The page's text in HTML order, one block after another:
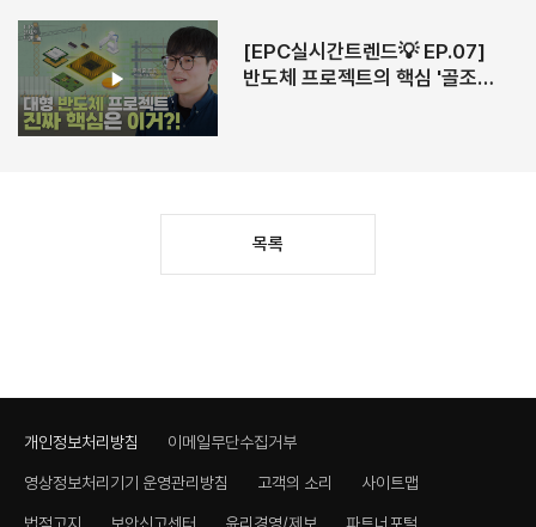
[EPC실시간트렌드💡 EP.07]
반도체 프로젝트의 핵심 '골조
목록
개인정보처리방침 이메일무단수집거부
영상정보처리기기 운영관리방침 고객의 소리 사이트맵
법적고지 보안신고센터 윤리경영/제보 파트너포털